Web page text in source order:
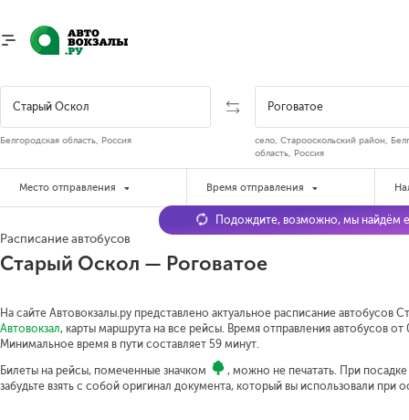
Белгородская область, Россия
село, Старооскольский район,
область, Россия
Место отправления Время отправления
Расписание автобусов
Старый Оскол — Роговатое
На сайте Автовокзалы.ру представлено актуальное расписание автобусов
Автовокзал, карты маршрута на все рейсы. Время отправления автобусов от
Минимальное время в пути составляет 59 минут.
Билеты на рейсы, помеченные значком
, можно не печатать. При
забудьте взять с собой оригинал документа, который вы использовали при
Подождите, возможно, мы найдём